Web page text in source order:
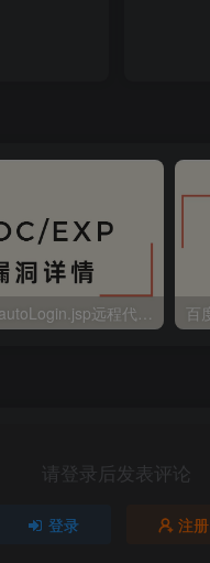
请登录后发表评论
登录 注册